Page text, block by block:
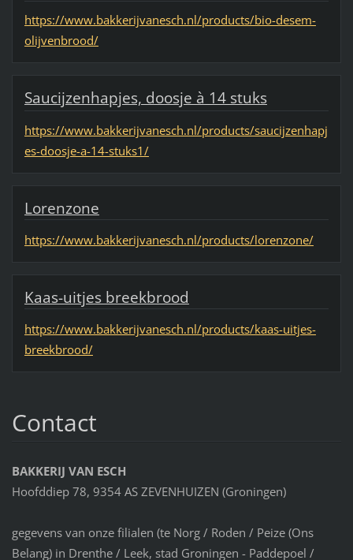
https://www.bakkerijvanesch.nl/products/bio-desem-
olijvenbrood/
Saucijzenhapjes, doosje à 14 stuks
https://www.bakkerijvanesch.nl/products/saucijzenhapj
es-doosje-a-14-stuks1/
Lorenzone
https://www.bakkerijvanesch.nl/products/lorenzone/
Kaas-uitjes breekbrood
https://www.bakkerijvanesch.nl/products/kaas-uitjes-
breekbrood/
Contact
BAKKERIJ VAN ESCH
Hoofddiep 78, 9354 AS ZEVENHUIZEN (Groningen)
gegevens van onze filialen (te Norg / Roden / Peize (Ons
Belang) in Drenthe / Leek, stad Groningen - Paddepoel /